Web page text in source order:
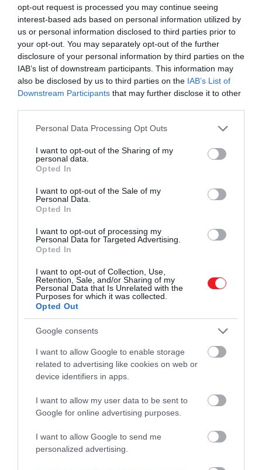
opt-out request is processed you may continue seeing
interest-based ads based on personal information utilized by
us or personal information disclosed to third parties prior to
your opt-out. You may separately opt-out of the further
disclosure of your personal information by third parties on the
IAB’s list of downstream participants. This information may
also be disclosed by us to third parties on the IAB’s List of
Downstream Participants that may further disclose it to other
Please note that this website/app uses one or more Google
not limited to your visit or usage behaviour. You may click to
grant or deny consent to Google and its third-party tags to
use your data for below specified purposes in below Google
consent section.
Personal Data Processing Opt Outs
I want to opt-out of the Sharing of my
personal data.
Opted In
I want to opt-out of the Sale of my
Personal Data.
Opted In
I want to opt-out of processing my
Personal Data for Targeted Advertising.
Opted In
I want to opt-out of Collection, Use,
Retention, Sale, and/or Sharing of my
Personal Data that Is Unrelated with the
Purposes for which it was collected.
Opted Out
Google consents
I want to allow Google to enable storage
related to advertising like cookies on web or
device identifiers in apps.
I want to allow my user data to be sent to
Google for online advertising purposes.
I want to allow Google to send me
personalized advertising.
2. Társasház: Bernadynska 4
A zsűri nagyra értékelte a koncepció minőségét,
környezetre. A projekt markáns és festői
homlokzatkialakításával egyértelmű identitást ad az
épületnek. Külön kiemelték a finom, átgondolt
építészeti mélységet kölcsönöznek az épületnek.
A zsűri értékelte, ahogy a szabadon elhelyezett